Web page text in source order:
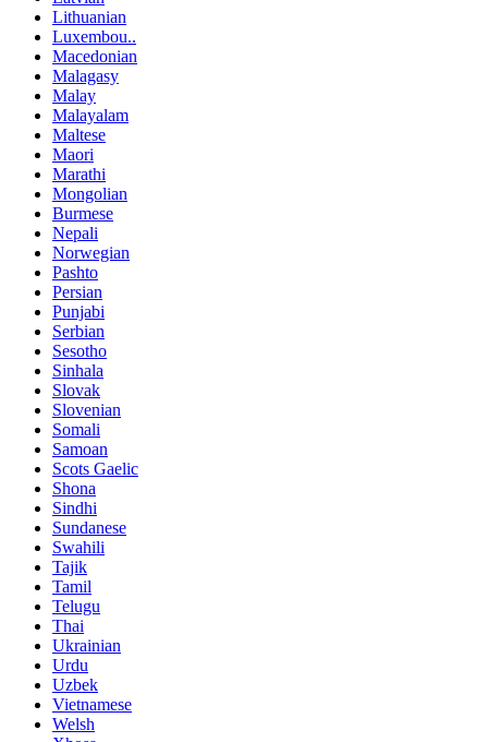
Lithuanian
Luxembou..
Macedonian
Malagasy
Malay
Malayalam
Maltese
Maori
Marathi
Mongolian
Burmese
Nepali
Norwegian
Pashto
Persian
Punjabi
Serbian
Sesotho
Sinhala
Slovak
Slovenian
Somali
Samoan
Scots Gaelic
Shona
Sindhi
Sundanese
Swahili
Tajik
Tamil
Telugu
Thai
Ukrainian
Urdu
Uzbek
Vietnamese
Welsh